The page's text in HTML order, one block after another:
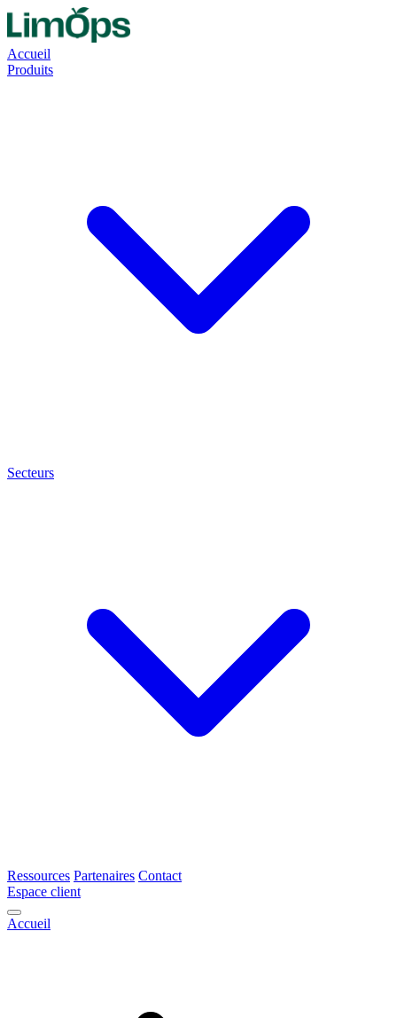
Accueil
Produits
Secteurs
Ressources Partenaires Contact
Espace client
Accueil